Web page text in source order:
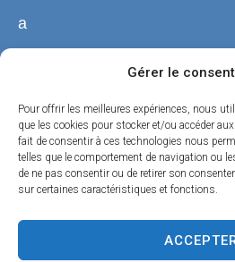
Gérer le
Pour offrir les meilleures expériences, nous
que les cookies pour stocker et/ou accéder
fait de consentir à ces technologies nous
telles que le comportement de navigation ou
de ne pas consentir ou de retirer son
sur certaines caractéristiques et fonctions.
a
n
e
4
5
1
9
0